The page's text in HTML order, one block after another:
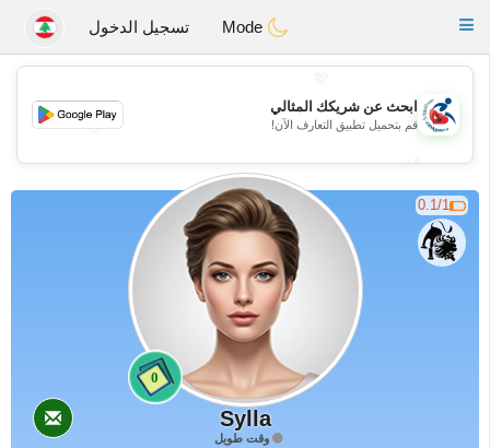
Handi Space
Toggle
تسجيل الدخول
💖
💕
💕
ابحث عن شريكك المثالي
قم بتحميل تطبيق التعارف الآن!
0.1/1
0
Sylla
وقت طويل